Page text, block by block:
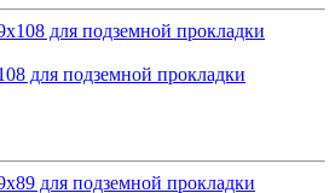
для подземной прокладки